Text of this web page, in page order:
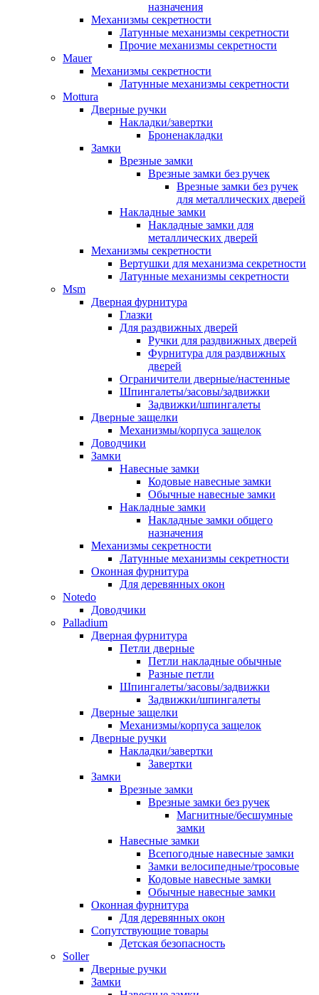
назначения
Механизмы секретности
Латунные механизмы секретности
Прочие механизмы секретности
Mauer
Механизмы секретности
Латунные механизмы секретности
Mottura
Дверные ручки
Накладки/завертки
Броненакладки
Замки
Врезные замки
Врезные замки без ручек
Врезные замки без ручек
для металлических дверей
Накладные замки
Накладные замки для
металлических дверей
Механизмы секретности
Вертушки для механизма секретности
Латунные механизмы секретности
Msm
Дверная фурнитура
Глазки
Для раздвижных дверей
Ручки для раздвижных дверей
Фурнитура для раздвижных
дверей
Ограничители дверные/настенные
Шпингалеты/засовы/задвижки
Задвижки/шпингалеты
Дверные защелки
Механизмы/корпуса защелок
Доводчики
Замки
Навесные замки
Кодовые навесные замки
Обычные навесные замки
Накладные замки
Накладные замки общего
назначения
Механизмы секретности
Латунные механизмы секретности
Оконная фурнитура
Для деревянных окон
Notedo
Доводчики
Palladium
Дверная фурнитура
Петли дверные
Петли накладные обычные
Разные петли
Шпингалеты/засовы/задвижки
Задвижки/шпингалеты
Дверные защелки
Механизмы/корпуса защелок
Дверные ручки
Накладки/завертки
Завертки
Замки
Врезные замки
Врезные замки без ручек
Магнитные/бесшумные
замки
Навесные замки
Всепогодные навесные замки
Замки велосипедные/тросовые
Кодовые навесные замки
Обычные навесные замки
Оконная фурнитура
Для деревянных окон
Сопутствующие товары
Детская безопасность
Soller
Дверные ручки
Замки